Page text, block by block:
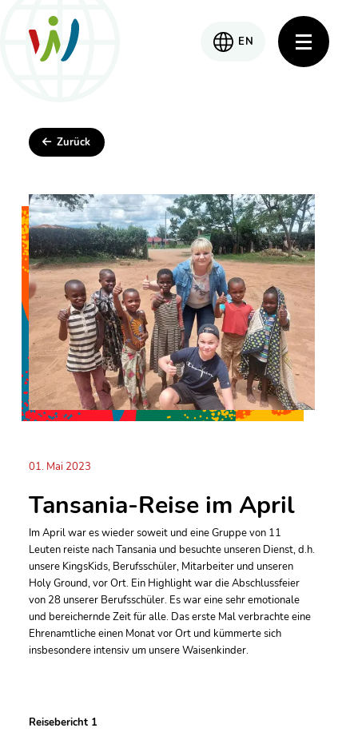
EN
Zurück
01. Mai 2023
Tansania-Reise im April
Im April war es wieder soweit und eine Gruppe von 11
Leuten reiste nach Tansania und besuchte unseren Dienst, d.h.
unsere KingsKids, Berufsschüler, Mitarbeiter und unseren
Holy Ground, vor Ort. Ein Highlight war die Abschlussfeier
von 28 unserer Berufsschüler. Es war eine sehr emotionale
und bereichernde Zeit für alle. Das erste Mal verbrachte eine
Ehrenamtliche einen Monat vor Ort und kümmerte sich
insbesondere intensiv um unsere Waisenkinder.
Reisebericht 1